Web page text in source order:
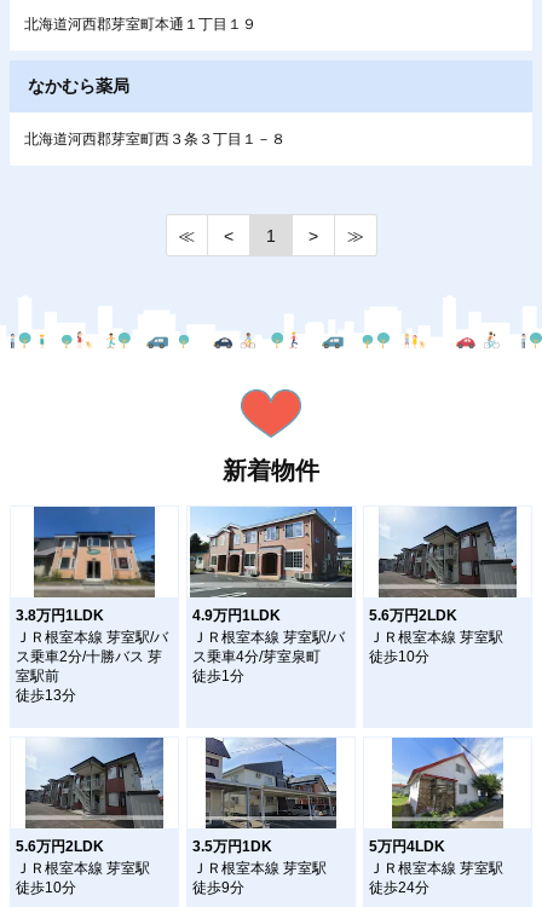
北海道河西郡芽室町本通１丁目１９
なかむら薬局
北海道河西郡芽室町西３条３丁目１－８
≪ < 1 > ≫
新着物件
3.8万円1LDK
ＪＲ根室本線 芽室駅/バ
ス乗車2分/十勝バス 芽
室駅前
徒歩13分
4.9万円1LDK
ＪＲ根室本線 芽室駅/バ
ス乗車4分/芽室泉町
徒歩1分
5.6万円2LDK
ＪＲ根室本線 芽室駅
徒歩10分
5.6万円2LDK
ＪＲ根室本線 芽室駅
徒歩10分
3.5万円1DK
ＪＲ根室本線 芽室駅
徒歩9分
5万円4LDK
ＪＲ根室本線 芽室駅
徒歩24分